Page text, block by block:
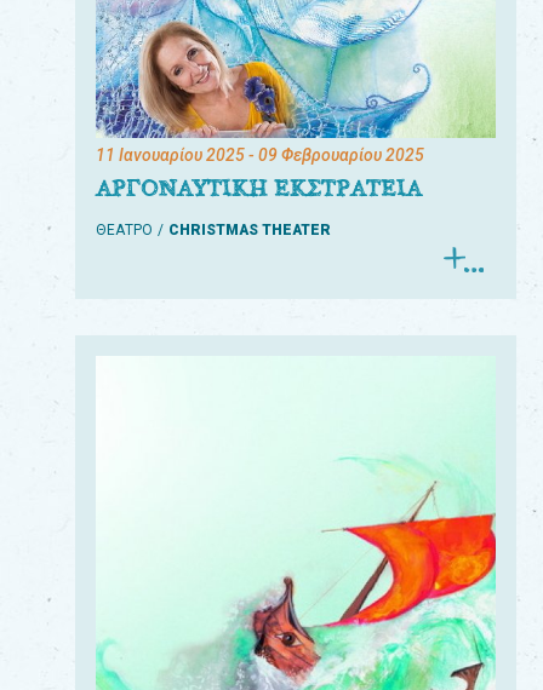
11 Ιανουαρίου 2025- 09 Φεβρουαρίου 2025
ΑΡΓΟΝΑΥΤΙΚΗ ΕΚΣΤΡΑΤΕΙΑ
ΘΕΑΤΡΟ CHRISTMAS THEATER